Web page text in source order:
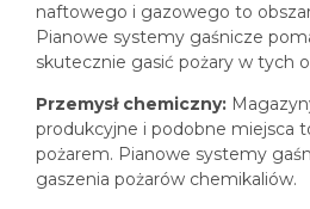
naftowego i gazowego to
Pianowe systemy gaśnicze
skutecznie gasić pożary w tych
Przemysł chemiczny:
produkcyjne i podobne miejsca
pożarem. Pianowe systemy
gaszenia pożarów chemikaliów.